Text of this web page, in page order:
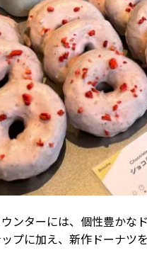
ンターには、個性豊かな
プに加え、新作ドーナツ